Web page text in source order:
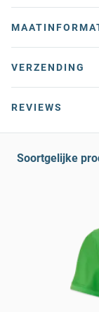
VERZENDING
REVIEWS
Soortgelijke